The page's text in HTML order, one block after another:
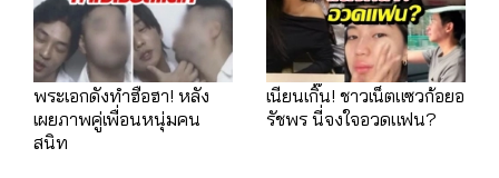
พระเอกดังทำฮือฮา! หลัง
เผยภาพคู่เพื่อนหนุ่มคน
สนิท
เนียนเกิ๊น! ชาวเน็ตแซวก้อยอ
รัชพร นี่จงใจอวดแฟน?